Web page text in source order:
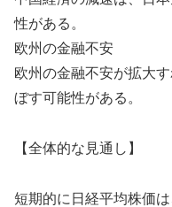
性がある。
欧州の金融不安
欧州の金融不安が拡大
ぼす可能性がある。
【全体的な見通し】
短期的に日経平均株価